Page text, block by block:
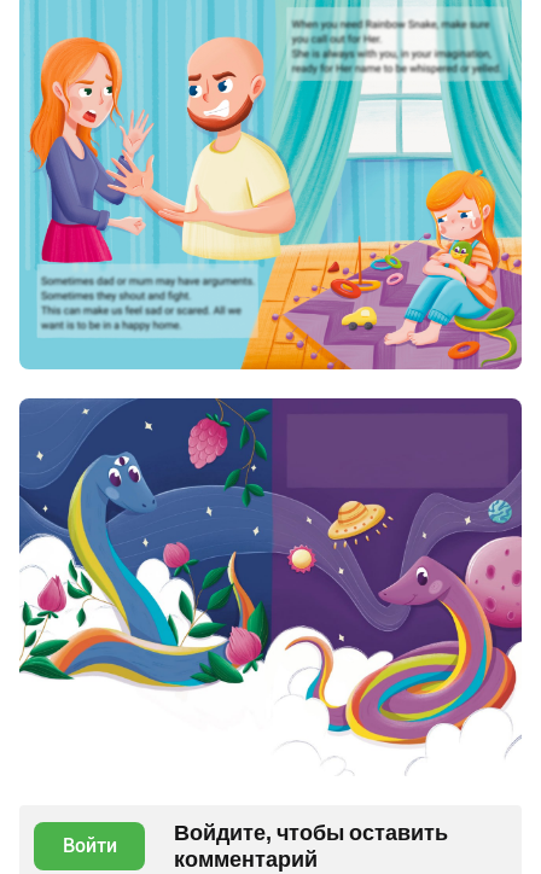
Войти
Войдите, чтобы оставить
комментарий